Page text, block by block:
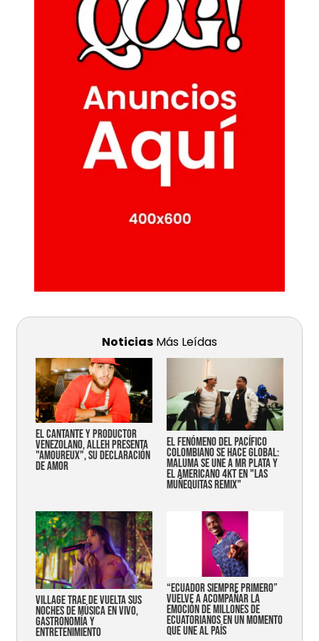
Noticias Más Leídas
EL CANTANTE Y PRODUCTOR
VENEZOLANO, ALLEH PRESENTA
"AMOUREUX", SU DECLARACIÓN
DE AMOR
EL FENÓMENO DEL PACÍFICO
COLOMBIANO SE HACE GLOBAL:
MALUMA SE UNE A MR PLATA Y
EL AMERICANO 4KT EN "LAS
MUÑEQUITAS REMIX"
Village trae de vuelta sus
noches de música en vivo,
gastronomía y
entretenimiento
“Ecuador siempre primero”
vuelve a acompañar la
emoción de millones de
ecuatorianos en un momento
que une al país